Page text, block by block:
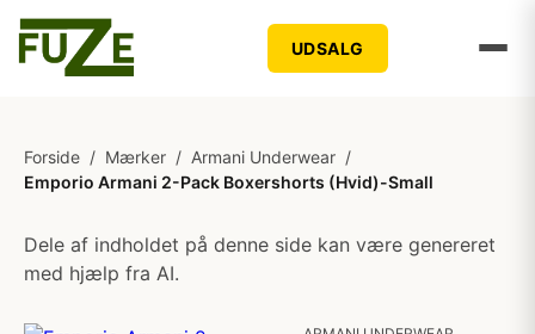
UDSALG
Forside / Mærker / Armani Underwear /
Emporio Armani 2-Pack Boxershorts (Hvid)-Small
Dele af indholdet på denne side kan være genereret
med hjælp fra AI.